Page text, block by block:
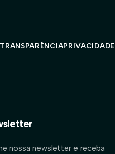
TRANSPARÊNCIAPRIVACIDADE
nossa newsletter e receba